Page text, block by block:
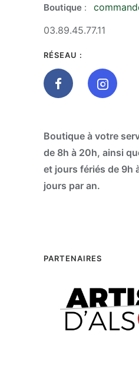
Boutique :
03.89.45.77.11
RÉSEAU :
Boutique à votre
de 8h à 20h, ainsi
et jours fériés de 9h
jours par an.
PARTENAIRES